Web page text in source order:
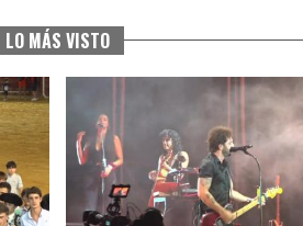
LO MÁS VISTO